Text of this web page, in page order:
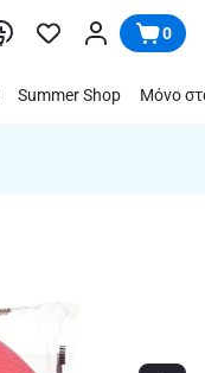
0
Summer Shop Μόνο